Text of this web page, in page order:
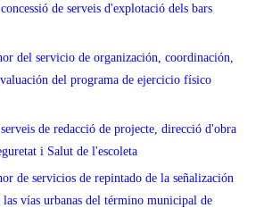
de serveis d'explotació dels bars
del servicio de organización, coordinación,
del programa de ejercicio físico
de redacció de projecte, direcció d'obra
i Salut de l'escoleta
de servicios de repintado de la señalización
vías urbanas del término municipal de